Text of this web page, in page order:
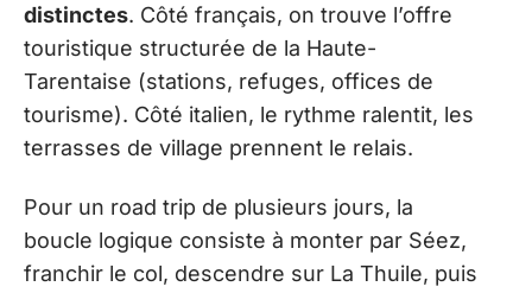
distinctes. Côté français, on trouve l’offre
touristique structurée de la Haute-
Tarentaise (stations, refuges, offices de
tourisme). Côté italien, le rythme ralentit, les
terrasses de village prennent le relais.
Pour un road trip de plusieurs jours, la
boucle logique consiste à monter par Séez,
franchir le col, descendre sur La Thuile, puis